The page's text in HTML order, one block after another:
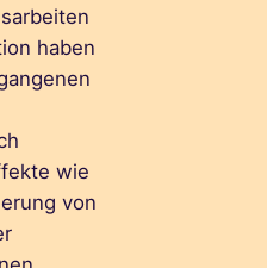
haben
wie
von